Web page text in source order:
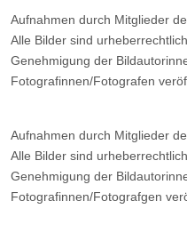
Aufnahmen durch Mitglieder
Alle Bilder sind
Genehmigung der
Fotografinnen/Fotografen
Aufnahmen durch Mitglieder
Alle Bilder sind
Genehmigung der
Fotografinnen/Fotografgen